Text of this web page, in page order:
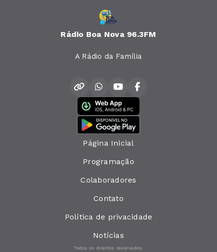
Rádio Boa Nova 96.3FM
A Rádio da Família
Página Inicial
Programação
Colaboradores
Contato
Política de privacidade
Notícias
Todos os direitos reservados.